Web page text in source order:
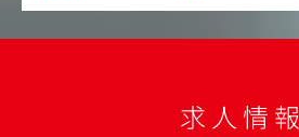
求人情報